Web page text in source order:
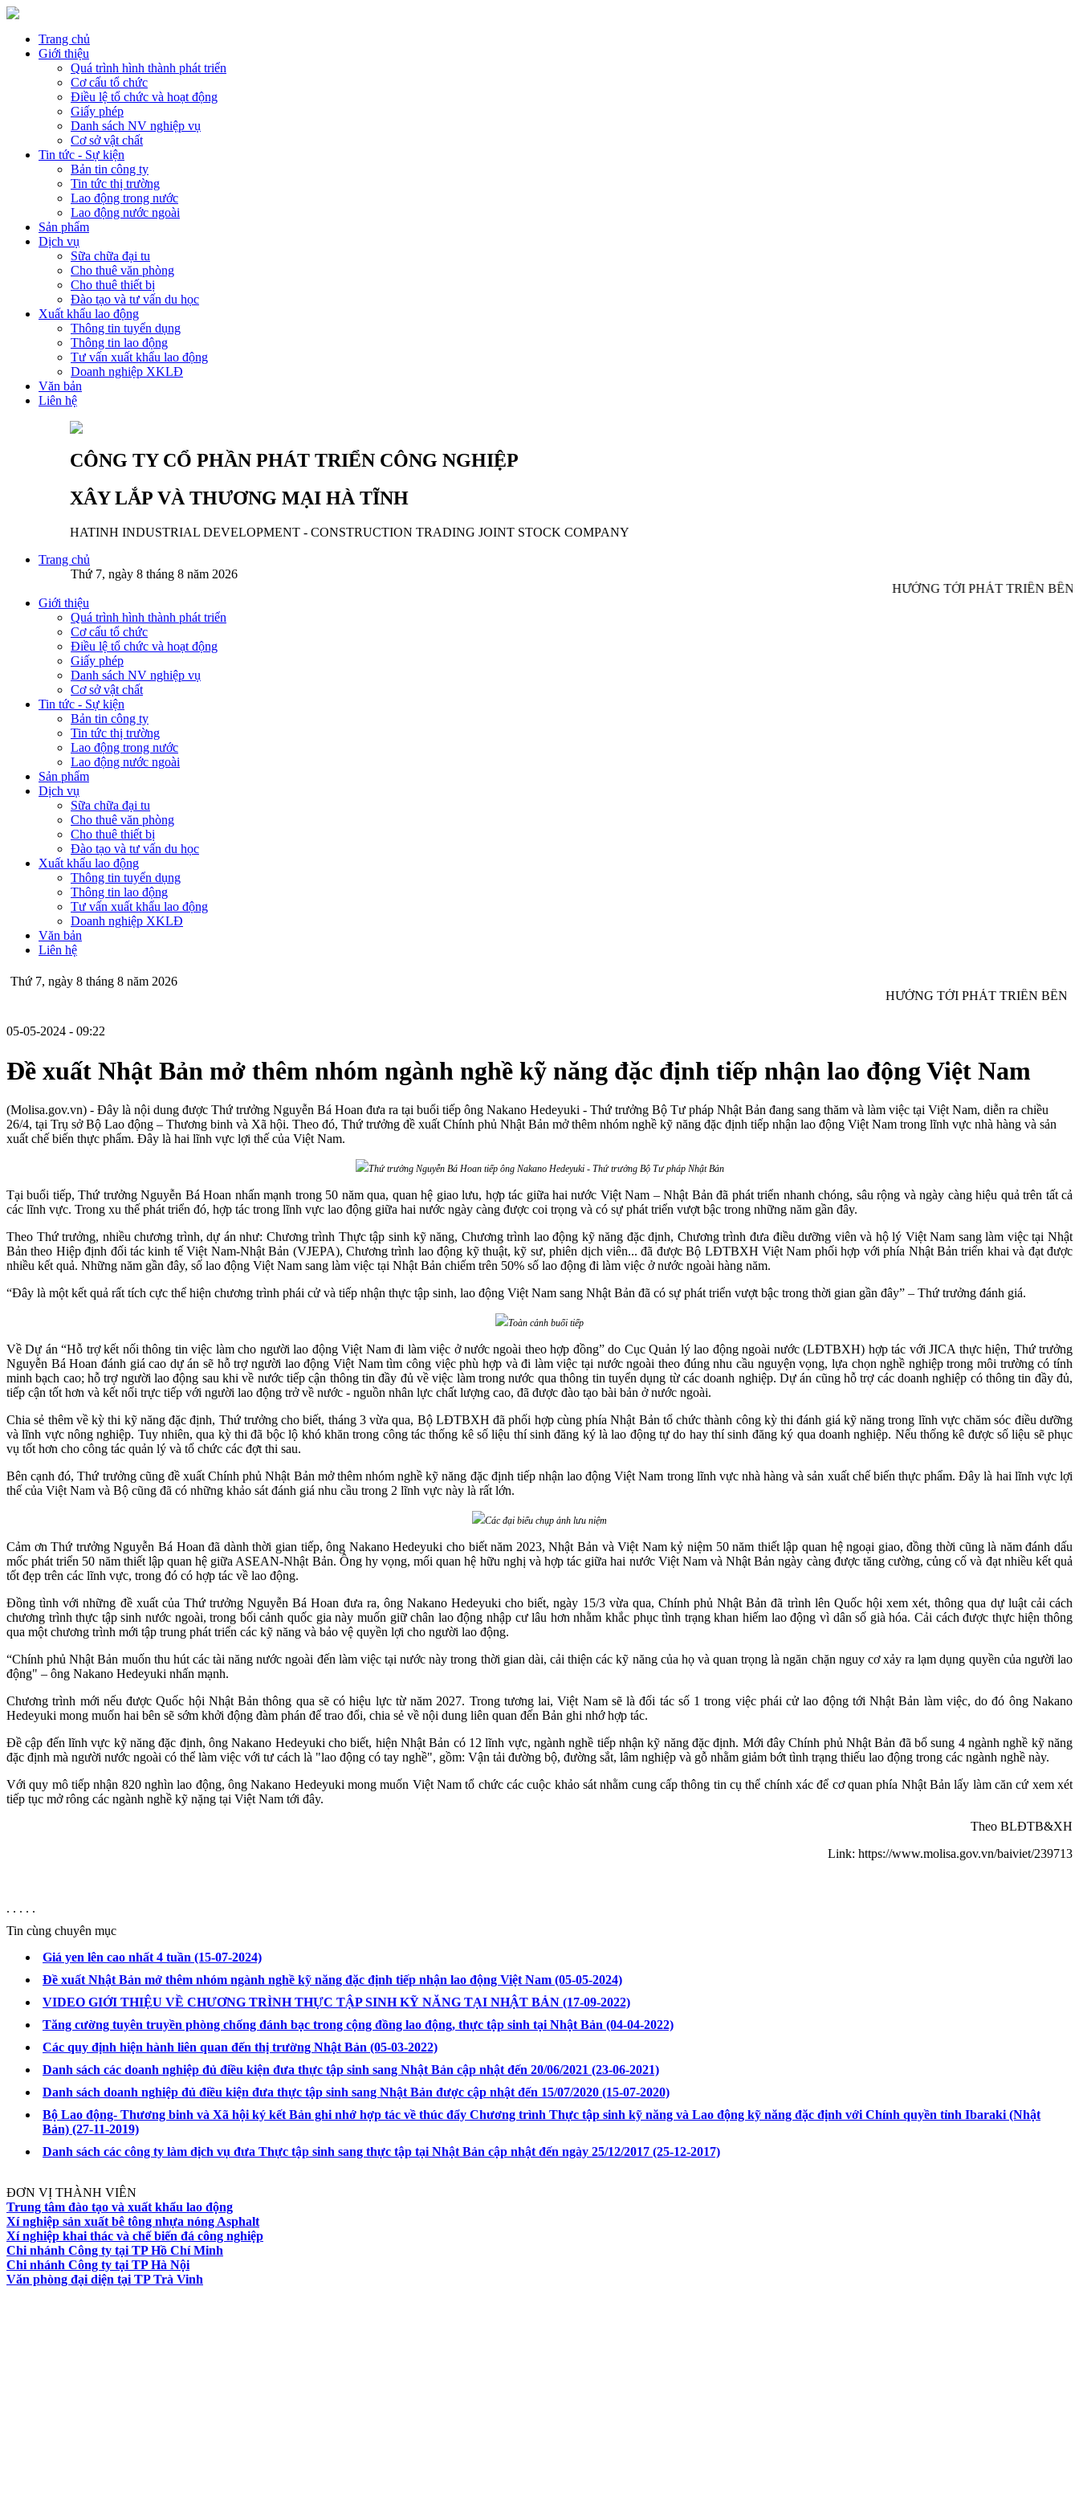
Trang chủ
Giới thiệu
Quá trình hình thành phát triển
Cơ cấu tổ chức
Điều lệ tổ chức và hoạt động
Giấy phép
Danh sách NV nghiệp vụ
Cơ sở vật chất
Tin tức - Sự kiện
Bản tin công ty
Tin tức thị trường
Lao động trong nước
Lao động nước ngoài
Sản phẩm
Dịch vụ
Sữa chữa đại tu
Cho thuê văn phòng
Cho thuê thiết bị
Đào tạo và tư vấn du học
Xuất khẩu lao động
Thông tin tuyển dụng
Thông tin lao động
Tư vấn xuất khẩu lao động
Doanh nghiệp XKLĐ
Văn bản
Liên hệ
CÔNG TY CỔ PHẦN PHÁT TRIỂN CÔNG NGHIỆP
XÂY LẮP VÀ THƯƠNG MẠI HÀ TĨNH
HATINH INDUSTRIAL DEVELOPMENT - CONSTRUCTION TRADING JOINT STOCK COMPANY
Trang chủ
Thứ 7, ngày 8 tháng 8 năm 2026
HƯỚNG TỚI PHÁT TRIỂN BỀN
Giới thiệu
Quá trình hình thành phát triển
Cơ cấu tổ chức
Điều lệ tổ chức và hoạt động
Giấy phép
Danh sách NV nghiệp vụ
Cơ sở vật chất
Tin tức - Sự kiện
Bản tin công ty
Tin tức thị trường
Lao động trong nước
Lao động nước ngoài
Sản phẩm
Dịch vụ
Sữa chữa đại tu
Cho thuê văn phòng
Cho thuê thiết bị
Đào tạo và tư vấn du học
Xuất khẩu lao động
Thông tin tuyển dụng
Thông tin lao động
Tư vấn xuất khẩu lao động
Doanh nghiệp XKLĐ
Văn bản
Liên hệ
Thứ 7, ngày 8 tháng 8 năm 2026
HƯỚNG TỚI PHÁT TRIỂN BỀN
05-05-2024 - 09:22
Đề xuất Nhật Bản mở thêm nhóm ngành nghề kỹ năng đặc định tiếp nhận lao động Việt Nam
(Molisa.gov.vn) - Đây là nội dung được Thứ trưởng Nguyễn Bá Hoan đưa ra tại buổi tiếp ông Nakano Hedeyuki - Thứ trưởng Bộ Tư pháp Nhật Bản đang sang thăm và làm việc tại Việt Nam, diễn ra chiều
26/4, tại Trụ sở Bộ Lao động – Thương binh và Xã hội. Theo đó, Thứ trưởng đề xuất Chính phủ Nhật Bản mở thêm nhóm nghề kỹ năng đặc định tiếp nhận lao động Việt Nam trong lĩnh vực nhà hàng và sản
xuất chế biến thực phẩm. Đây là hai lĩnh vực lợi thế của Việt Nam.
Thứ trưởng Nguyễn Bá Hoan tiếp ông Nakano Hedeyuki - Thứ trưởng Bộ Tư pháp Nhật Bản
Tại buổi tiếp, Thứ trưởng Nguyễn Bá Hoan nhấn mạnh trong 50 năm qua, quan hệ giao lưu, hợp tác giữa hai nước Việt Nam – Nhật Bản đã phát triển nhanh chóng, sâu rộng và ngày càng hiệu quả trên tất cả
các lĩnh vực. Trong xu thế phát triển đó, hợp tác trong lĩnh vực lao động giữa hai nước ngày càng được coi trọng và có sự phát triển vượt bậc trong những năm gần đây.
Theo Thứ trưởng, nhiều chương trình, dự án như: Chương trình Thực tập sinh kỹ năng, Chương trình lao động kỹ năng đặc định, Chương trình đưa điều dưỡng viên và hộ lý Việt Nam sang làm việc tại Nhật
Bản theo Hiệp định đối tác kinh tế Việt Nam-Nhật Bản (VJEPA), Chương trình lao động kỹ thuật, kỹ sư, phiên dịch viên... đã được Bộ LĐTBXH Việt Nam phối hợp với phía Nhật Bản triển khai và đạt được
nhiều kết quả. Những năm gần đây, số lao động Việt Nam sang làm việc tại Nhật Bản chiếm trên 50% số lao động đi làm việc ở nước ngoài hàng năm.
“Đây là một kết quả rất tích cực thể hiện chương trình phái cử và tiếp nhận thực tập sinh, lao động Việt Nam sang Nhật Bản đã có sự phát triển vượt bậc trong thời gian gần đây” – Thứ trưởng đánh giá.
Toàn cảnh buổi tiếp
Về Dự án “Hỗ trợ kết nối thông tin việc làm cho người lao động Việt Nam đi làm việc ở nước ngoài theo hợp đồng” do Cục Quản lý lao động ngoài nước (LĐTBXH) hợp tác với JICA thực hiện, Thứ trưởng
Nguyễn Bá Hoan đánh giá cao dự án sẽ hỗ trợ người lao động Việt Nam tìm công việc phù hợp và đi làm việc tại nước ngoài theo đúng nhu cầu nguyện vọng, lựa chọn nghề nghiệp trong môi trường có tính
minh bạch cao; hỗ trợ người lao động sau khi về nước tiếp cận thông tin đầy đủ về việc làm trong nước qua thông tin tuyển dụng từ các doanh nghiệp. Dự án cũng hỗ trợ các doanh nghiệp có thông tin đầy đủ,
tiếp cận tốt hơn và kết nối trực tiếp với người lao động trở về nước - nguồn nhân lực chất lượng cao, đã được đào tạo bài bản ở nước ngoài.
Chia sẻ thêm về kỳ thi kỹ năng đặc định, Thứ trưởng cho biết, tháng 3 vừa qua, Bộ LĐTBXH đã phối hợp cùng phía Nhật Bản tổ chức thành công kỳ thi đánh giá kỹ năng trong lĩnh vực chăm sóc điều dưỡng
và lĩnh vực nông nghiệp. Tuy nhiên, qua kỳ thi đã bộc lộ khó khăn trong công tác thống kê số liệu thí sinh đăng ký là lao động tự do hay thí sinh đăng ký qua doanh nghiệp. Nếu thống kê được số liệu sẽ phục
vụ tốt hơn cho công tác quản lý và tổ chức các đợt thi sau.
Bên cạnh đó, Thứ trưởng cũng đề xuất Chính phủ Nhật Bản mở thêm nhóm nghề kỹ năng đặc định tiếp nhận lao động Việt Nam trong lĩnh vực nhà hàng và sản xuất chế biến thực phẩm. Đây là hai lĩnh vực lợi
thế của Việt Nam và Bộ cũng đã có những khảo sát đánh giá nhu cầu trong 2 lĩnh vực này là rất lớn.
Các đại biểu chụp ảnh lưu niệm
Cảm ơn Thứ trưởng Nguyễn Bá Hoan đã dành thời gian tiếp, ông Nakano Hedeyuki cho biết năm 2023, Nhật Bản và Việt Nam kỷ niệm 50 năm thiết lập quan hệ ngoại giao, đồng thời cũng là năm đánh dấu
mốc phát triển 50 năm thiết lập quan hệ giữa ASEAN-Nhật Bản. Ông hy vọng, mối quan hệ hữu nghị và hợp tác giữa hai nước Việt Nam và Nhật Bản ngày càng được tăng cường, củng cố và đạt nhiều kết quả
tốt đẹp trên các lĩnh vực, trong đó có hợp tác về lao động.
Đồng tình với những đề xuất của Thứ trưởng Nguyễn Bá Hoan đưa ra, ông Nakano Hedeyuki cho biết, ngày 15/3 vừa qua, Chính phủ Nhật Bản đã trình lên Quốc hội xem xét, thông qua dự luật cải cách
chương trình thực tập sinh nước ngoài, trong bối cảnh quốc gia này muốn giữ chân lao động nhập cư lâu hơn nhằm khắc phục tình trạng khan hiếm lao động vì dân số già hóa. Cải cách được thực hiện thông
qua một chương trình mới tập trung phát triển các kỹ năng và bảo vệ quyền lợi cho người lao động.
“Chính phủ Nhật Bản muốn thu hút các tài năng nước ngoài đến làm việc tại nước này trong thời gian dài, cải thiện các kỹ năng của họ và quan trọng là ngăn chặn nguy cơ xảy ra lạm dụng quyền của người lao
động" – ông Nakano Hedeyuki nhấn mạnh.
Chương trình mới nếu được Quốc hội Nhật Bản thông qua sẽ có hiệu lực từ năm 2027. Trong tương lai, Việt Nam sẽ là đối tác số 1 trong việc phái cử lao động tới Nhật Bản làm việc, do đó ông Nakano
Hedeyuki mong muốn hai bên sẽ sớm khởi động đàm phán để trao đổi, chia sẻ về nội dung liên quan đến Bản ghi nhớ hợp tác.
Đề cập đến lĩnh vực kỹ năng đặc định, ông Nakano Hedeyuki cho biết, hiện Nhật Bản có 12 lĩnh vực, ngành nghề tiếp nhận kỹ năng đặc định. Mới đây Chính phủ Nhật Bản đã bổ sung 4 ngành nghề kỹ năng
đặc định mà người nước ngoài có thể làm việc với tư cách là "lao động có tay nghề", gồm: Vận tải đường bộ, đường sắt, lâm nghiệp và gỗ nhằm giảm bớt tình trạng thiếu lao động trong các ngành nghề này.
Với quy mô tiếp nhận 820 nghìn lao động, ông Nakano Hedeyuki mong muốn Việt Nam tổ chức các cuộc khảo sát nhằm cung cấp thông tin cụ thể chính xác để cơ quan phía Nhật Bản lấy làm căn cứ xem xét
tiếp tục mở rông các ngành nghề kỹ nặng tại Việt Nam tới đây.
Theo BLĐTB&XH
Link: https://www.molisa.gov.vn/baiviet/239713
. . . . .
Tin cùng chuyên mục
Giá yen lên cao nhất 4 tuần (15-07-2024)
Đề xuất Nhật Bản mở thêm nhóm ngành nghề kỹ năng đặc định tiếp nhận lao động Việt Nam (05-05-2024)
VIDEO GIỚI THIỆU VỀ CHƯƠNG TRÌNH THỰC TẬP SINH KỸ NĂNG TẠI NHẬT BẢN (17-09-2022)
Tăng cường tuyên truyền phòng chống đánh bạc trong cộng đồng lao động, thực tập sinh tại Nhật Bản (04-04-2022)
Các quy định hiện hành liên quan đến thị trường Nhật Bản (05-03-2022)
Danh sách các doanh nghiệp đủ điều kiện đưa thực tập sinh sang Nhật Bản cập nhật đến 20/06/2021 (23-06-2021)
Danh sách doanh nghiệp đủ điều kiện đưa thực tập sinh sang Nhật Bản được cập nhật đến 15/07/2020 (15-07-2020)
Bộ Lao động- Thương binh và Xã hội ký kết Bản ghi nhớ hợp tác về thúc đẩy Chương trình Thực tập sinh kỹ năng và Lao động kỹ năng đặc định với Chính quyền tỉnh Ibaraki (Nhật
Bản) (27-11-2019)
Danh sách các công ty làm dịch vụ đưa Thực tập sinh sang thực tập tại Nhật Bản cập nhật đến ngày 25/12/2017 (25-12-2017)
ĐƠN VỊ THÀNH VIÊN
Trung tâm đào tạo và xuất khẩu lao động
Xí nghiệp sản xuất bê tông nhựa nóng Asphalt
Xí nghiệp khai thác và chế biến đá công nghiệp
Chi nhánh Công ty tại TP Hồ Chí Minh
Chi nhánh Công ty tại TP Hà Nội
Văn phòng đại diện tại TP Trà Vinh